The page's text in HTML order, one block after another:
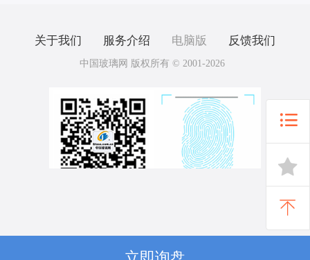
关于我们 服务介绍 电脑版 反馈我们
中国玻璃网 版权所有 © 2001-2026


